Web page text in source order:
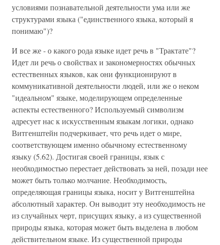
условиями познавательной деятельности ума или же
структурами языка ("единственного языка, который я
понимаю")?
И все же - о какого рода языке идет речь в "Трактате"?
Идет ли речь о свойствах и закономерностях обычных
естественных языков, как они функционируют в
коммуникативной деятельности людей, или же о неком
"идеальном" языке, моделирующем определенные
аспекты естественного? Используемый символизм
адресует нас к искусственным языкам логики, однако
Витгенштейн подчеркивает, что речь идет о мире,
соответствующем именно обычному естественному
языку (5.62). Достигая своей границы, язык с
необходимостью перестает действовать за ней, позади нее
может быть только молчание. Необходимость,
определяющая границы языка, носит у Витгенштейна
абсолютный характер. Он выводит эту необходимость не
из случайных черт, присущих языку, а из существенной
природы языка, которая может быть выделена в любом
действительном языке. Из существенной природы